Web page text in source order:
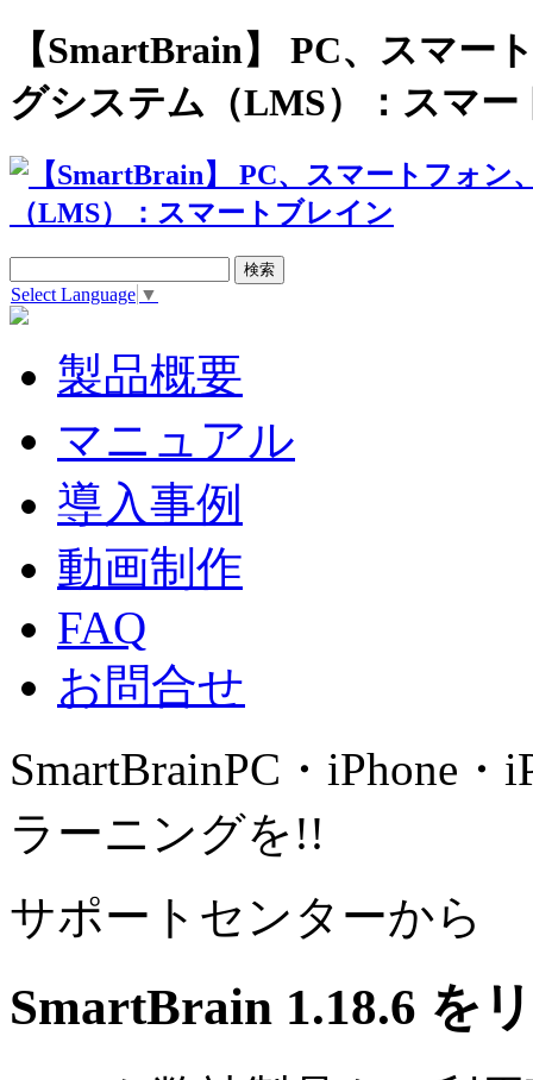
【SmartBrain】 PC、スマー
グシステム（LMS）：スマー
Select Language ▼
製品概要
マニュアル
導入事例
動画制作
FAQ
お問合せ
SmartBrainPC・iPhone・
ラーニングを!!
サポートセンターから
SmartBrain 1.18.6 を